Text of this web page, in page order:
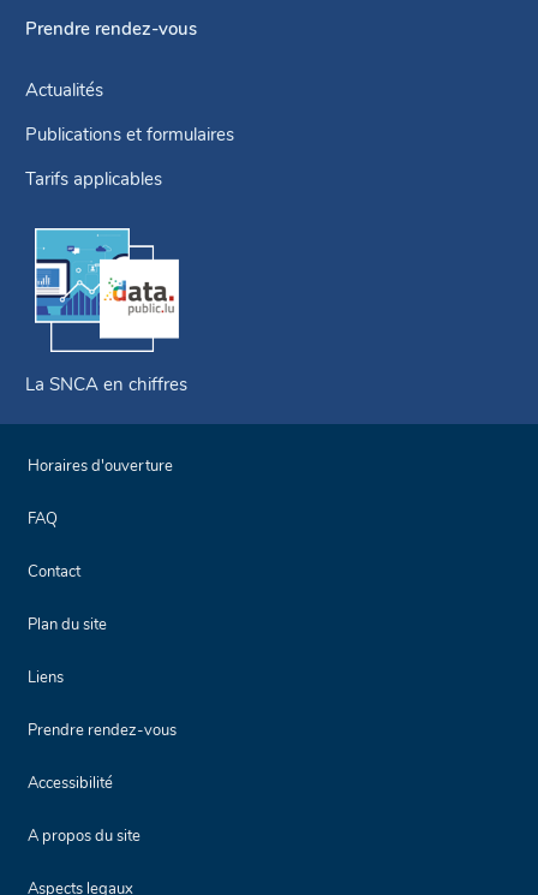
Prendre rendez-vous
Actualités
Publications et formulaires
Tarifs applicables
La SNCA en chiffres
Horaires d'ouverture
FAQ
Contact
Plan du site
Liens
Prendre rendez-vous
Accessibilité
A propos du site
Aspects legaux